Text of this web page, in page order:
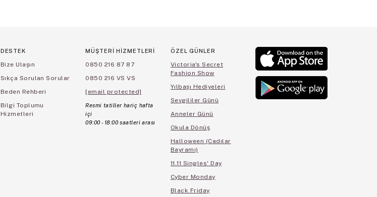
DESTEK
Bize Ulaşın
Sıkça Sorulan Sorular
Beden Rehberi
Bilgi Toplumu
Hizmetleri
MÜŞTERİ HİZMETLERİ
0850 216 87 87
0850 216 VS VS
[email protected]
Resmi tatiller hariç hafta
içi
09:00 - 18:00 saatleri arası
ÖZEL GÜNLER
Victoria's Secret
Fashion Show
Yılbaşı Hediyeleri
Sevgililer Günü
Anneler Günü
Okula Dönüş
Halloween (Cadılar
Bayramı)
11.11 Singles' Day
Cyber Monday
Black Friday